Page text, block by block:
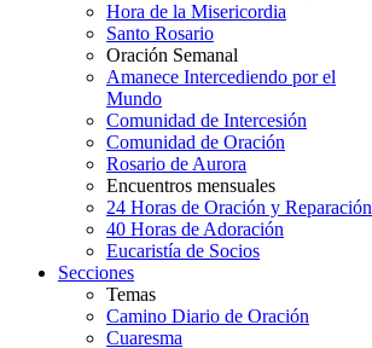
Hora de la Misericordia
Santo Rosario
Oración Semanal
Amanece Intercediendo por el
Mundo
Comunidad de Intercesión
Comunidad de Oración
Rosario de Aurora
Encuentros mensuales
24 Horas de Oración y Reparación
40 Horas de Adoración
Eucaristía de Socios
Secciones
Temas
Camino Diario de Oración
Cuaresma